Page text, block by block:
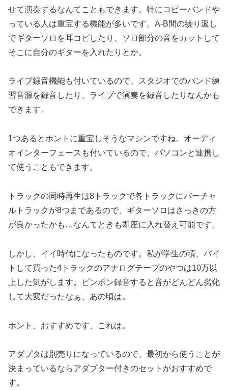
せて演奏するなんてこともできます。特にコピーバンドや
っている人は重宝する機能が多いです。A-B間の繰り返し
でギターソロを耳コピしたり、ソロ部分の音をカットして
そこに自分のギターを入れたりとか。
ライブ録音機能も付いているので、スタジオでのバンド練
習音源を録音したり、ライブで演奏を録音したりなんかも
できます。
1つあるとホントに重宝しそうなマシンですね。オーディ
オインターフェースも付いているので、パソコンと連携し
て使うこともできます。
トラックの同時再生は8トラックで各トラックにバーチャ
ルトラックが8つまであるので、ギターソロはさっきの方
が良かったかも…なんてときも即座に入れ替え可能です。
しかし、イイ時代になったものです。私が学生の頃、バイ
トして買った4トラックのアナログテープのやつは10万以
上した気がします。ピンポン録音すると音がどんどん劣化
して大変だったなぁ、あの頃は。
ホント、おすすめです、これは。
アダプタは別売りになっているので、最初から使うことが
決まっているならアダプター付きのセットがおすすめで
す。